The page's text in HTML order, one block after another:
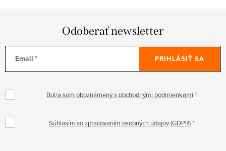
Odoberať newsletter
Email
Bol/a som oboznámený s obchodnými podmienkami
Súhlasím so zpracovaním osobných údajov (GDPR)
PRIHLÁSIŤ SA